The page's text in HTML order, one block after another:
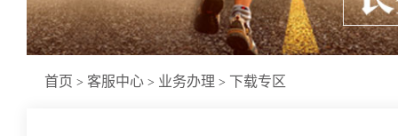
首页 > 客服中心 > 业务办理 > 下载专区